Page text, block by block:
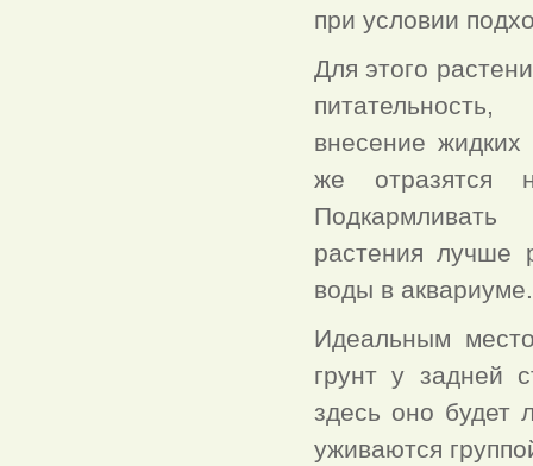
при условии
Для этого
внесение жидких
же отразятся
растения лучше
воды в аквариуме.
Идеальным
грунт у задней
здесь оно будет
уживаются